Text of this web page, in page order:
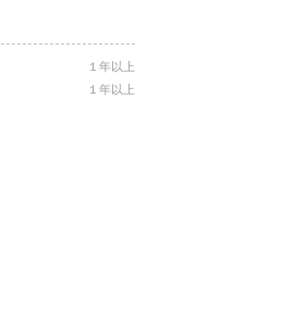
１年以上
１年以上